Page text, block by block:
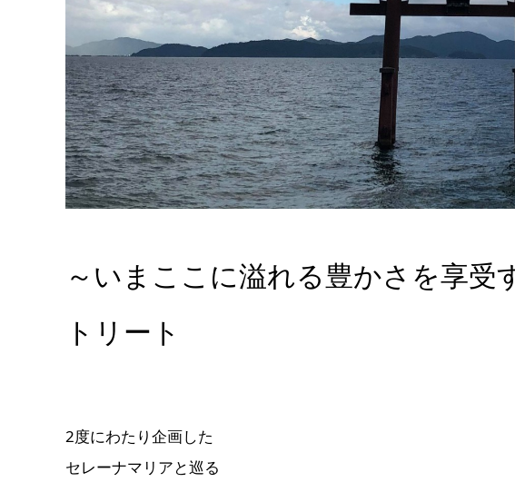
～いまここに溢れる豊かさを享受
トリート
2度にわたり企画した
セレーナマリアと巡る